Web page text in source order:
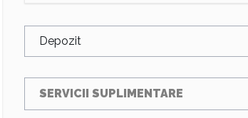
Depozit
SERVICII SUPLIMENTARE